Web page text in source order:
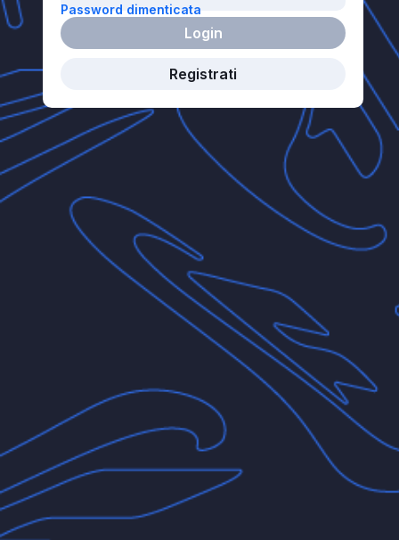
Password dimenticata
Login
Registrati